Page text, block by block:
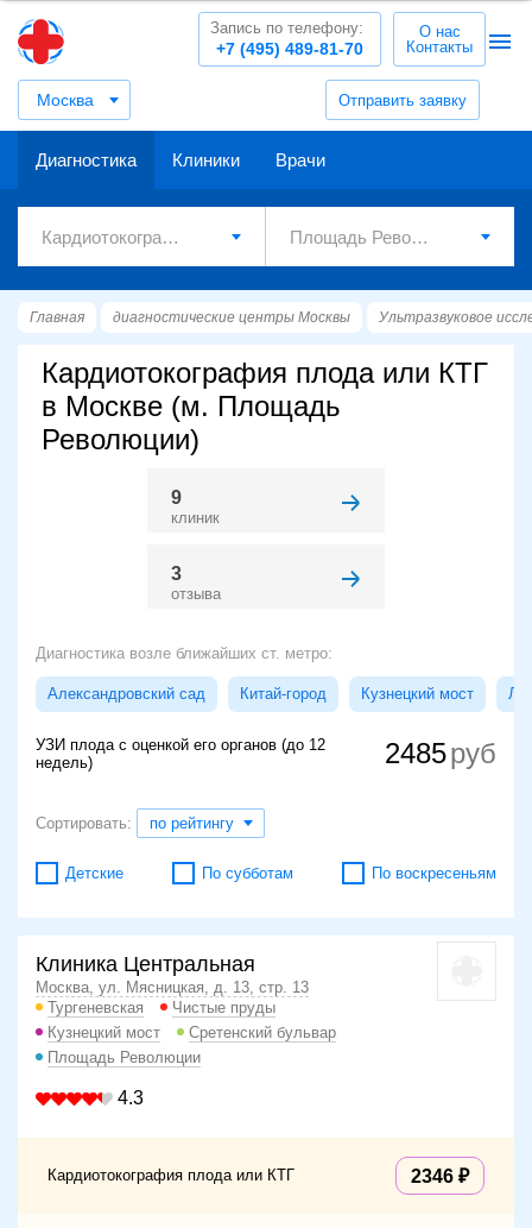
Москва Отправить заявку
+7 (495) 489-81-70
Запись по телефону:
О нас
Контакты
Диагностика Клиники Врачи
Главная диагностические центры Москвы Ультразвуковое
Кардиотокография плода или КТГ
в Москве (м. Площадь
Революции)
9
клиник
3
отзыва
Диагностика возле ближайших ст. метро:
Александровский сад Китай-город Кузнецкий мост
УЗИ плода с оценкой его органов (до 12
недель)
2485
Сортировать: по рейтингу
Детские По субботам По воскресеньям
Клиника Центральная
Москва, ул. Мясницкая, д. 13, стр. 13
Тургеневская
Чистые пруды
Кузнецкий мост
Сретенский бульвар
Площадь Революции
4.3
Кардиотокография плода или КТГ 2346